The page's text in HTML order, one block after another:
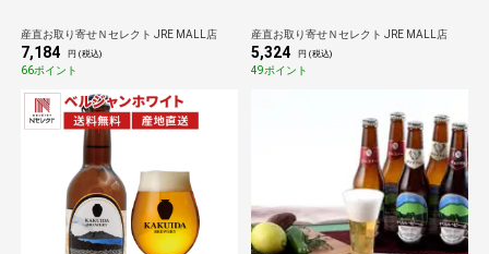
産直お取り寄せＮセレクト JRE MALL店
7,184 円 (税込)
66ポイント
ル
産直お取り寄せＮセレクト JRE MALL店
5,324 円 (税込)
49ポイント